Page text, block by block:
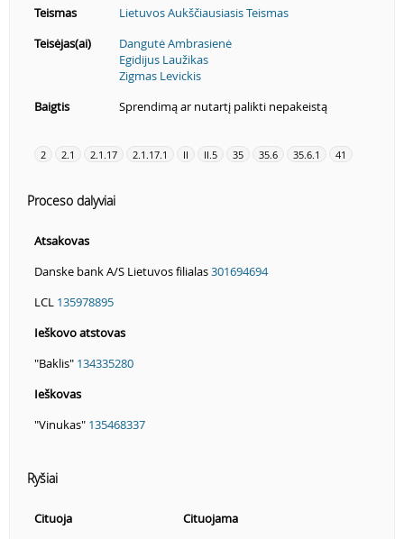
Teismas
Lietuvos Aukščiausiasis Teismas
Teisėjas(ai)
Dangutė Ambrasienė
Egidijus Laužikas
Zigmas Levickis
Baigtis
Sprendimą ar nutartį palikti nepakeistą
2 2.1 2.1.17 2.1.17.1 II II.5 35 35.6 35.6.1 41
Proceso dalyviai
Atsakovas
Danske bank A/S Lietuvos filialas301694694
LCL 135978895
Ieškovo atstovas
"Baklis" 134335280
Ieškovas
"Vinukas" 135468337
Ryšiai
Cituoja
Cituojama